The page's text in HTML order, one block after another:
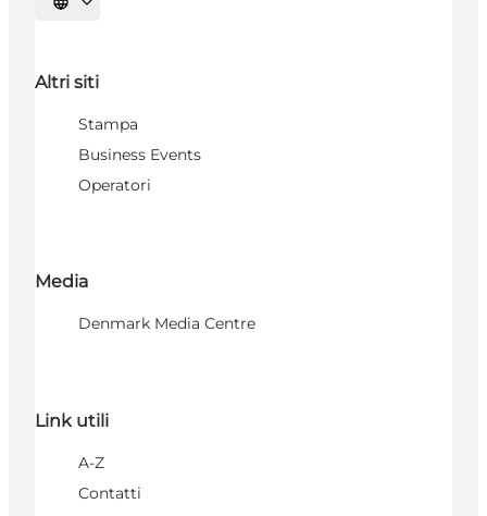
Seleziona la lingua
Altri siti
Stampa
Business Events
Operatori
Media
Denmark Media Centre
Link utili
A-Z
Contatti